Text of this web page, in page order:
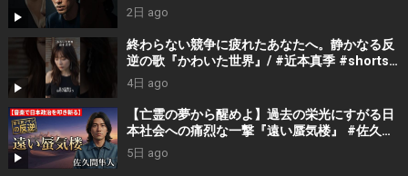
2日 ago
終わらない競争に疲れたあなたへ。静かなる反
逆の歌『かわいた世界』/ #近本真季 #shorts
#music
4日 ago
【亡霊の夢から醒めよ】過去の栄光にすがる日
本社会への痛烈な一撃『遠い蜃気楼』 #佐久間
隼人
5日 ago